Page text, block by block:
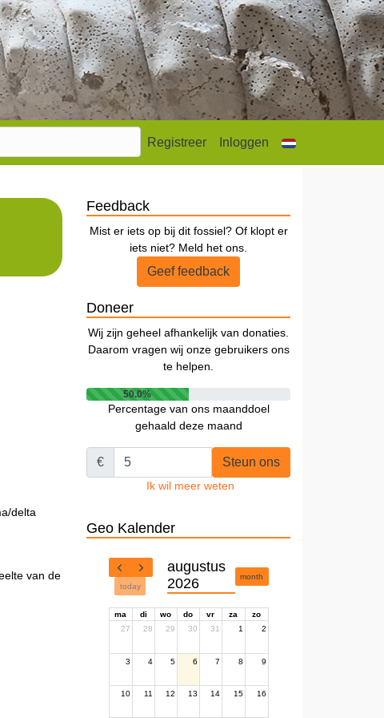
Registreer Inloggen
delta
van de
Feedback
Mist er iets op bij dit fossiel? Of klopt er
iets niet? Meld het ons.
Geef feedback
Doneer
Wij zijn geheel afhankelijk van donaties.
Daarom vragen wij onze gebruikers ons
te helpen.
50.0%
Percentage van ons maanddoel
gehaald deze maand
€ Steun ons
Ik wil meer weten
Geo Kalender
today
augustus
2026
month
ma di wo do vr za
zo
27
28 29 30 31 1 2
3 4 5 6 7 8 9
10 11 12 13 14 15 16